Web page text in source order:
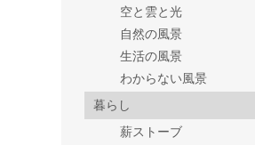
空と雲と光
自然の風景
生活の風景
わからない風景
暮らし
薪ストーブ